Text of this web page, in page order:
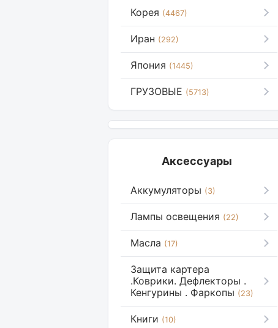
Корея (4467)
Иран (292)
Япония (1445)
ГРУЗОВЫЕ (5713)
Аксессуары
Аккумуляторы (3)
Лампы освещения (22)
Масла (17)
Защита картера
.Коврики. Дефлекторы .
Кенгурины . Фаркопы (23)
Книги (10)